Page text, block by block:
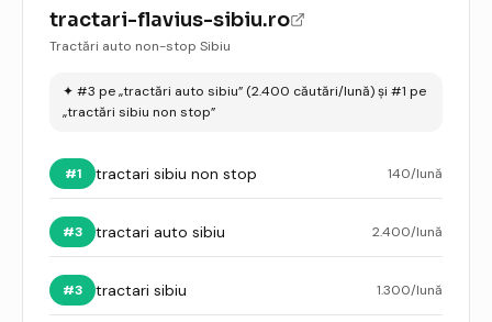
tractari-flavius-sibiu.ro
Tractări auto non-stop Sibiu
✦ #3 pe „tractări auto sibiu” (2.400 căutări/lună) și #1 pe
„tractări sibiu non stop”
#1 tractari sibiu non stop 140/lună
#3 tractari auto sibiu 2.400/lună
#3 tractari sibiu 1.300/lună